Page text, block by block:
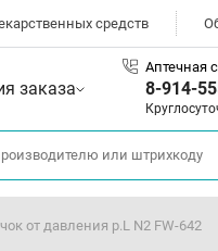
средств
заказа
Аптечная
8-914-
от давления р.L N2 FW-642